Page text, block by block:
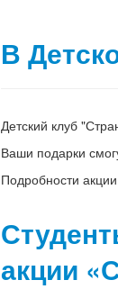
В
Детский клуб
Ваши подарки
Подробности
акции